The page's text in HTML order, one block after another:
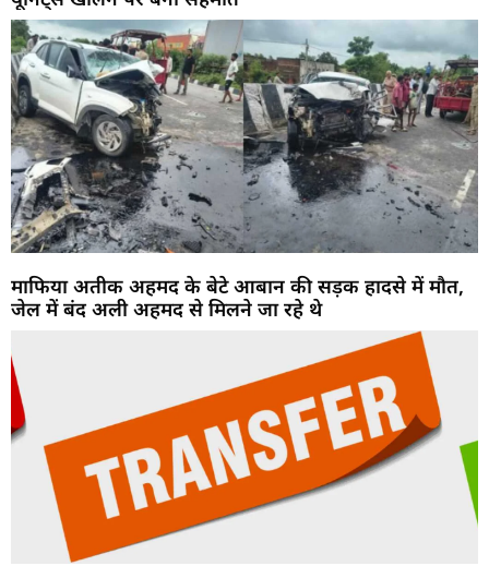
माफिया अतीक अहमद के बेटे आबान की सड़क हादसे में मौत,
जेल में बंद अली अहमद से मिलने जा रहे थे